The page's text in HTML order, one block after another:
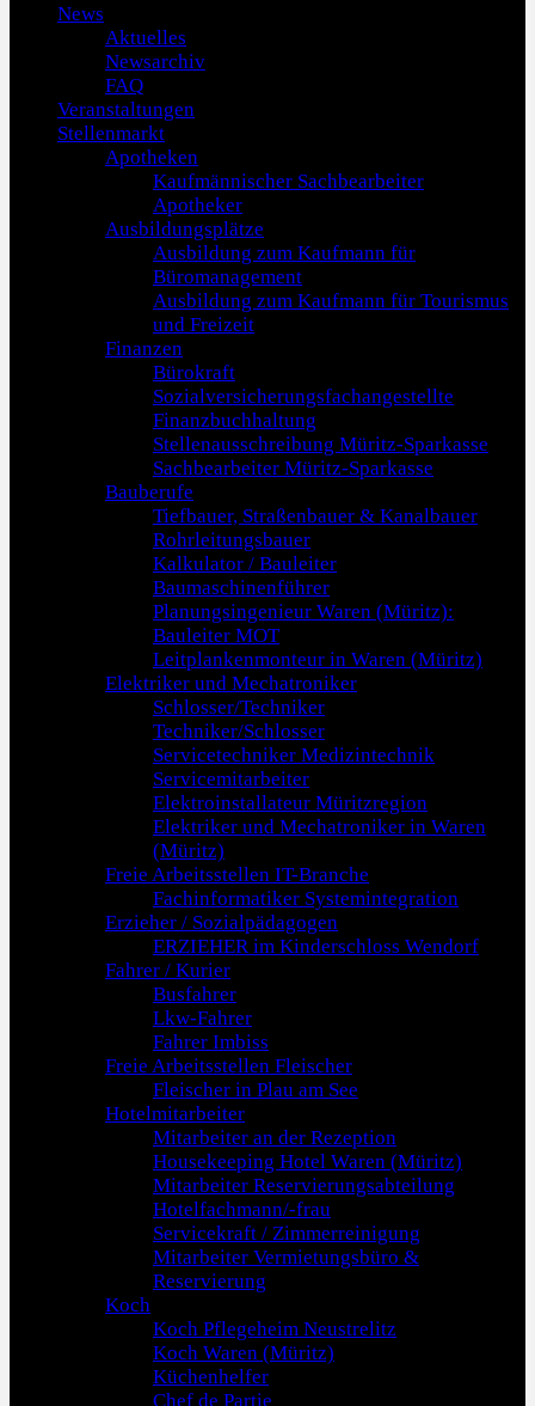
News
Aktuelles
Newsarchiv
FAQ
Veranstaltungen
Stellenmarkt
Apotheken
Kaufmännischer Sachbearbeiter
Apotheker
Ausbildungsplätze
Ausbildung zum Kaufmann für
Büromanagement
Ausbildung zum Kaufmann für Tourismus
und Freizeit
Finanzen
Bürokraft
Sozialversicherungsfachangestellte
Finanzbuchhaltung
Stellenausschreibung Müritz-Sparkasse
Sachbearbeiter Müritz-Sparkasse
Bauberufe
Tiefbauer, Straßenbauer & Kanalbauer
Rohrleitungsbauer
Kalkulator / Bauleiter
Baumaschinenführer
Planungsingenieur Waren (Müritz):
Bauleiter MOT
Leitplankenmonteur in Waren (Müritz)
Elektriker und Mechatroniker
Schlosser/Techniker
Techniker/Schlosser
Servicetechniker Medizintechnik
Servicemitarbeiter
Elektroinstallateur Müritzregion
Elektriker und Mechatroniker in Waren
(Müritz)
Freie Arbeitsstellen IT-Branche
Fachinformatiker Systemintegration
Erzieher / Sozialpädagogen
ERZIEHER im Kinderschloss Wendorf
Fahrer / Kurier
Busfahrer
Lkw-Fahrer
Fahrer Imbiss
Freie Arbeitsstellen Fleischer
Fleischer in Plau am See
Hotelmitarbeiter
Mitarbeiter an der Rezeption
Housekeeping Hotel Waren (Müritz)
Mitarbeiter Reservierungsabteilung
Hotelfachmann/-frau
Servicekraft / Zimmerreinigung
Mitarbeiter Vermietungsbüro &
Reservierung
Koch
Koch Pflegeheim Neustrelitz
Koch Waren (Müritz)
Küchenhelfer
Chef de Partie